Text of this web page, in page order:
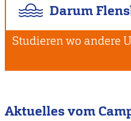
Darum
Studieren wo andere
Aktuelles vom